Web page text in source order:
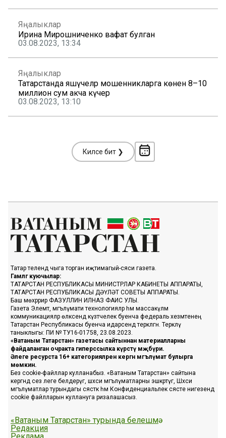
Яңалыклар
Ирина Мирошниченко вафат булган
03.08.2023, 13:34
Яңалыклар
Татарстанда яшәүчеләр мошенникларга көненә 8–10
миллион сум акча күчерә
03.08.2023, 13:10
Киләсе бит ❯
Татар телендә чыга торган иҗтимагый-сәяси газета.
Гамәлгә куючылар:
ТАТАРСТАН РЕСПУБЛИКАСЫ МИНИСТРЛАР КАБИНЕТЫ АППАРАТЫ,
ТАТАРСТАН РЕСПУБЛИКАСЫ ДӘҮЛӘТ СОВЕТЫ АППАРАТЫ.
Баш мөхәррир ФАЗУЛЛИН ИЛНАЗ ФАИС УЛЫ.
Газета Элемтә, мәгълүмати технологияләр һәм массакүләм
коммуникацияләр өлкәсендә күзәтчелек буенча федераль хезмәтенең
Татарстан Республикасы буенча идарәсендә теркәлгән. Теркәлү
таныклыгы: ПИ № ТУ16-01758, 23.08.2023.
«Ватаным Татарстан» газетасы сайтыннан материалларны
файдаланган очракта гиперссылка күрсәтү мәҗбүри.
Әлеге ресурста 16+ категорияләренә кергән мәгълүмат булырга
мөмкин.
Без cookie-файллар кулланабыз. «Ватаным Татарстан» сайтына
кергәндә сез әлеге белдерүгә, шәхси мәгълүматларны эшкәртүгә, Шәхси
мәгълүматлар турындагы сәясәткә һәм Конфиденциальлек сәясәте нигезендә
cookie файлларын куллануга ризалашасыз.
«Ватаным Татарстан» турында белешмә
Редакция